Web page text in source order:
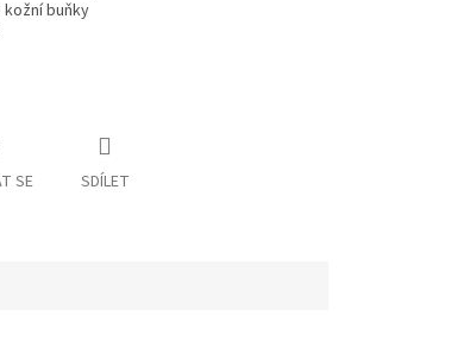
buňky
SE SDÍLET